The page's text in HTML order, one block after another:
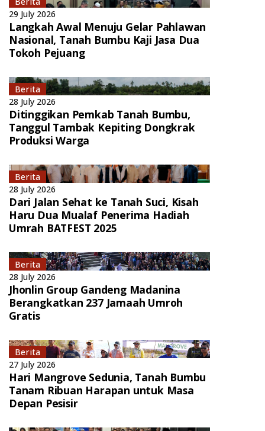
29 July 2026
Langkah Awal Menuju Gelar Pahlawan
Nasional, Tanah Bumbu Kaji Jasa Dua
Tokoh Pejuang
Berita
28 July 2026
Ditinggikan Pemkab Tanah Bumbu,
Tanggul Tambak Kepiting Dongkrak
Produksi Warga
Berita
28 July 2026
Dari Jalan Sehat ke Tanah Suci, Kisah
Haru Dua Mualaf Penerima Hadiah
Umrah BATFEST 2025
Berita
28 July 2026
Jhonlin Group Gandeng Madanina
Berangkatkan 237 Jamaah Umroh
Gratis
Berita
27 July 2026
Hari Mangrove Sedunia, Tanah Bumbu
Tanam Ribuan Harapan untuk Masa
Depan Pesisir